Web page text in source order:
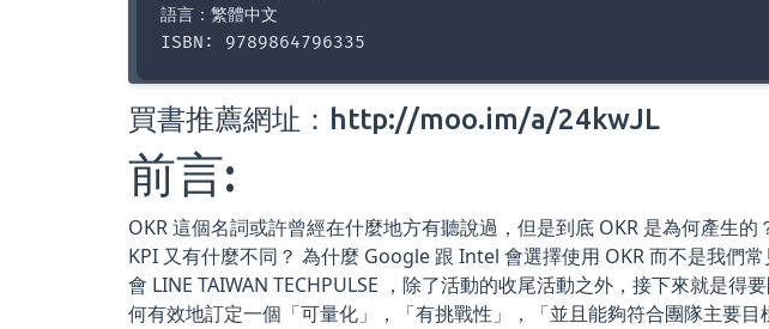
語言：繁體中文
買書推薦網址：http://moo.im/a/24kwJL
前言:
OKR 這個名詞或許曾經在什麼地方有聽說過，但是到底 OKR 是為何產生的
KPI 又有什麼不同？ 為什麼 Google 跟 Intel 會選擇使用 OKR 而不是我們
會 LINE TAIWAN TECHPULSE ，除了活動的收尾活動之外，接下來就是得
何有效地訂定一個「可量化」，「有挑戰性」，「並且能夠符合團隊主要目